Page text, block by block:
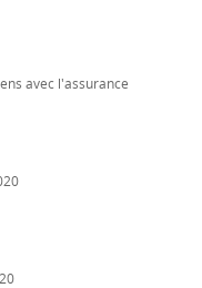
avec l'assurance